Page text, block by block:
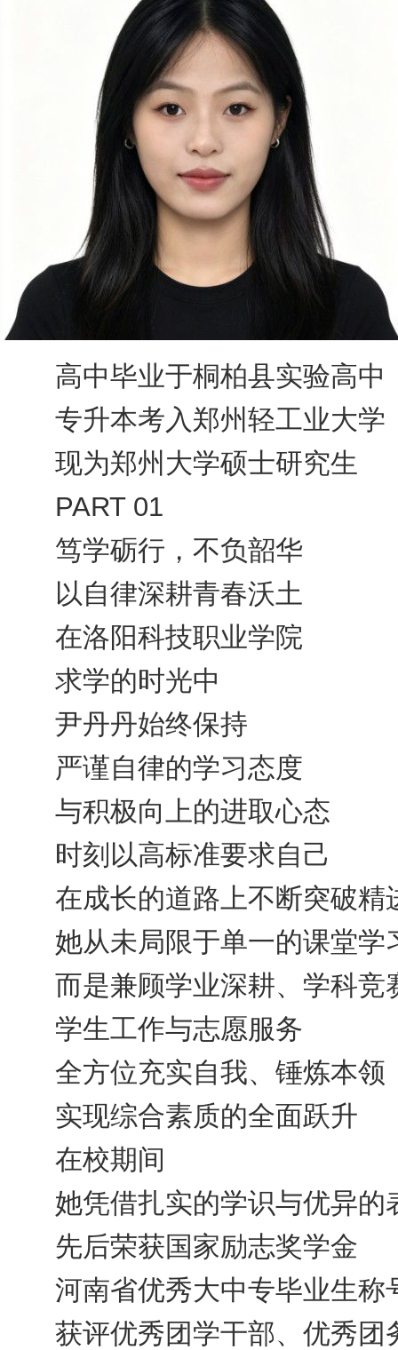
高中毕业于桐柏县实验高中
专升本考入郑州轻工业大学
现为郑州大学硕士研究生
PART 01
笃学砺行，不负韶华
以自律深耕青春沃土
在洛阳科技职业学院
求学的时光中
尹丹丹始终保持
严谨自律的学习态度
与积极向上的进取心态
时刻以高标准要求自己
在成长的道路上不断突破精
她从未局限于单一的课堂学
而是兼顾学业深耕、学科竞
学生工作与志愿服务
全方位充实自我、锤炼本领
实现综合素质的全面跃升
在校期间
她凭借扎实的学识与优异的
先后荣获国家励志奖学金
河南省优秀大中专毕业生称
获评优秀团学干部、优秀团